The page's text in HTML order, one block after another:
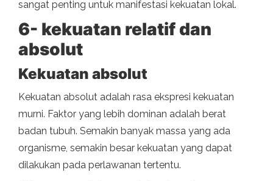
sangat penting untuk manifestasi kekuatan lokal.
6- kekuatan relatif dan
absolut
Kekuatan absolut
Kekuatan absolut adalah rasa ekspresi kekuatan
murni. Faktor yang lebih dominan adalah berat
badan tubuh. Semakin banyak massa yang ada
organisme, semakin besar kekuatan yang dapat
dilakukan pada perlawanan tertentu.